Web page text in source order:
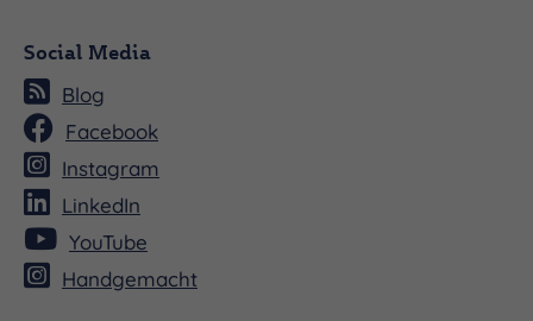
Social Media
Blog
Facebook
Instagram
LinkedIn
YouTube
Handgemacht